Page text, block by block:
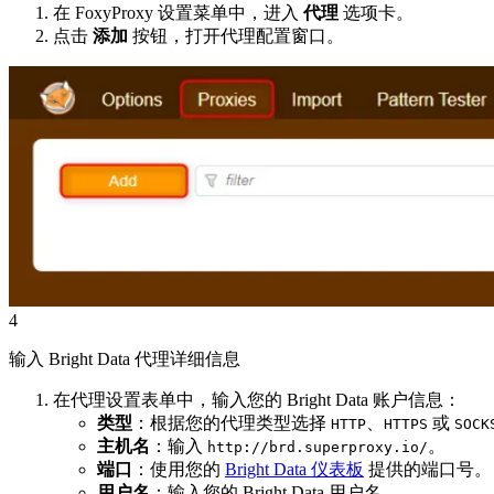
在 FoxyProxy 设置菜单中，进入代理 选项卡。
点击 添加 按钮，打开代理配置窗口。
4
输入 Bright Data 代理详细信息
在代理设置表单中，输入您的 Bright Data 账户信息：
类型 ：根据您的代理类型选择 HTTP HTTPS 或
主机名 ：输入 http://brd.superproxy.io/ 。
端口
：使用您的 Bright Data 仪表板 提供的端口号。